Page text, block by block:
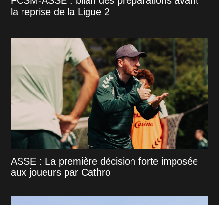
la reprise de la Ligue 2
ASSE : La première décision forte imposée
aux joueurs par Cathro